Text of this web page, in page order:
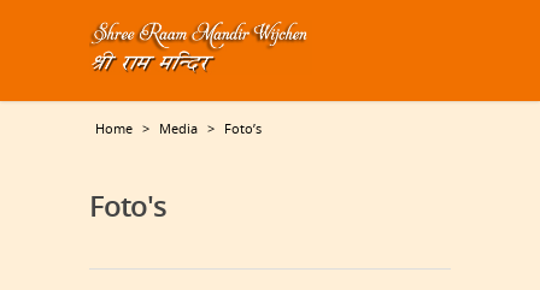
Home > Media > Foto’s
Foto's